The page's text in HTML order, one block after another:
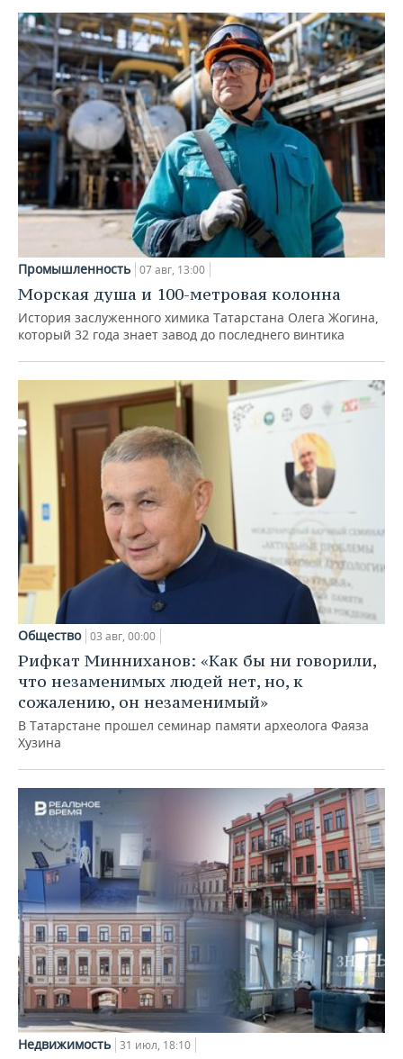
Промышленность 07 авг, 13:00
Морская душа и 100-метровая колонна
История заслуженного химика Татарстана Олега Жогина,
который 32 года знает завод до последнего винтика
Общество 03 авг, 00:00
Рифкат Минниханов: «Как бы ни говорили,
что незаменимых людей нет, но, к
сожалению, он незаменимый»
В Татарстане прошел семинар памяти археолога Фаяза
Хузина
Недвижимость 31 июл, 18:10